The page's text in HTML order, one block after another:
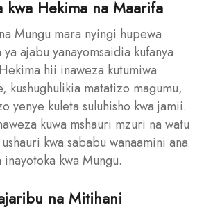
kwa Hekima na Maarifa
Mungu mara nyingi hupewa
ajabu yanayomsaidia kufanya
hii inaweza kutumiwa
kushughulikia matatizo magumu,
yenye kuleta suluhisho kwa jamii.
kuwa mshauri mzuri na watu
kwa sababu wanaamini ana
kwa Mungu.
na Mitihani